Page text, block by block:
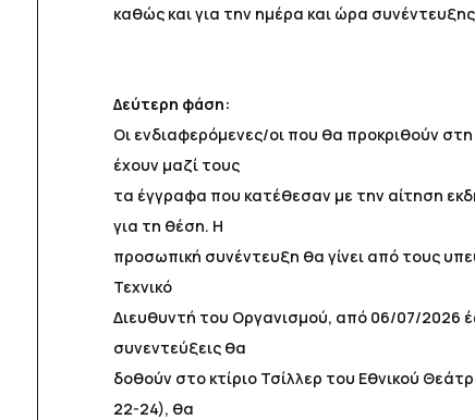
καθώς και για την ημέρα και ώρα
Δεύτερη φάση:
Οι ενδιαφερόμενες/οι που θα προκριθούν
έχουν μαζί τους
τα έγγραφα που κατέθεσαν με την αίτηση
για τη θέση. Η
προσωπική συνέντευξη θα γίνει από τους
Τεχνικό
Διευθυντή του Οργανισμού, από 06/07/2026
συνεντεύξεις θα
δοθούν στο κτίριο Τσίλλερ του Εθνικού
22-24), θα